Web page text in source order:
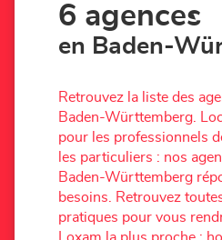
6 agences
en Baden-
Retrouvez la liste des
Baden-Württemberg.
pour les professionnels
les particuliers : nos
Baden-Württemberg
besoins. Retrouvez
pratiques pour vous